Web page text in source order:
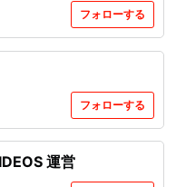
フォローする
フォローする
運営